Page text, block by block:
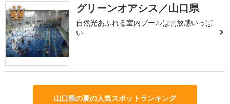
3 グリーンオアシス／山口県
自然光あふれる室内プールは開放感いっぱ
い
山口県の夏の人気スポットランキング